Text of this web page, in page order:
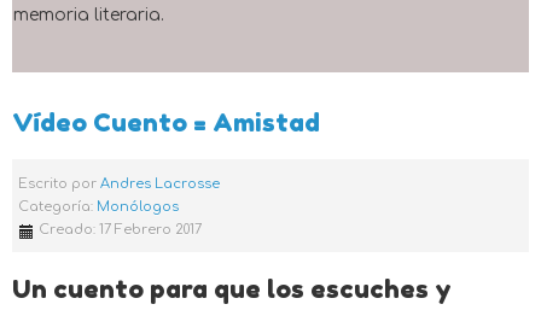
memoria literaria.
Vídeo Cuento = Amistad
Escrito por Andres Lacrosse
Categoría: Monólogos
Creado: 17 Febrero 2017
Un cuento para que los escuches y